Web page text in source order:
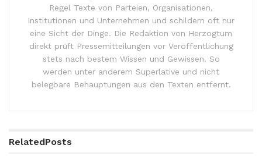
Regel Texte von Parteien, Organisationen,
Institutionen und Unternehmen und schildern oft nur
eine Sicht der Dinge. Die Redaktion von Herzogtum
direkt prüft Pressemitteilungen vor Veröffentlichung
stets nach bestem Wissen und Gewissen. So
werden unter anderem Superlative und nicht
belegbare Behauptungen aus den Texten entfernt.
RelatedPosts